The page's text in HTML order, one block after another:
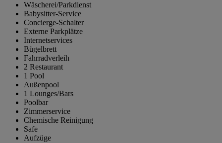
Wäscherei/Parkdienst
Babysitter-Service
Concierge-Schalter
Externe Parkplätze
Internetservices
Bügelbrett
Fahrradverleih
2 Restaurant
1 Pool
Außenpool
1 Lounges/Bars
Poolbar
Zimmerservice
Chemische Reinigung
Safe
Aufzüge